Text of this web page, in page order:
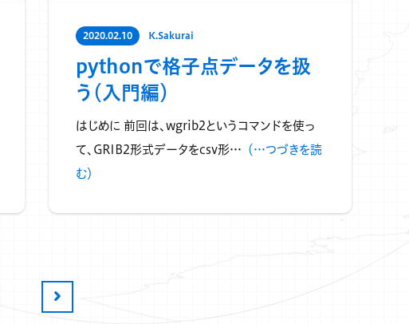
2020.02.10 K.Sakurai
pythonで格子点データを扱
う（入門編）
はじめに 前回は、wgrib2というコマンドを使っ
て、GRIB2形式データをcsv形… （…つづきを読
む）